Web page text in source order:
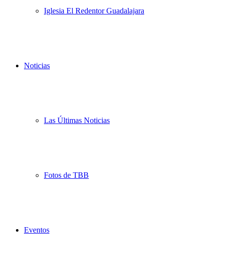
Iglesia El Redentor Guadalajara
Noticias
Las Últimas Noticias
Fotos de TBB
Eventos